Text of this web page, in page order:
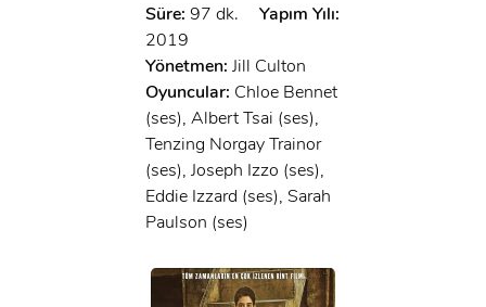
Süre: 97 dk.
Yapım Yılı:
2019
Yönetmen: Jill Culton
Oyuncular: Chloe Bennet
(ses), Albert Tsai (ses),
Tenzing Norgay Trainor
(ses), Joseph Izzo (ses),
Eddie Izzard (ses), Sarah
Paulson (ses)